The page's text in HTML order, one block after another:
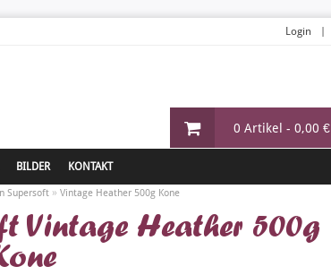
0 Artikel - 0,00 €
Login
BILDER KONTAKT
Supersoft» Vintage Heather 500g Kone
Vintage Heather 500g